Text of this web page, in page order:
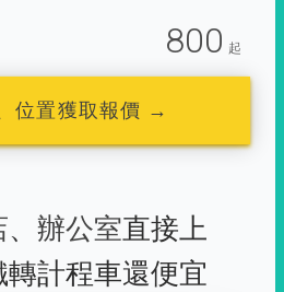
800 起
位置獲取報價 →
、 辦公室直接上
轉計程車還便宜